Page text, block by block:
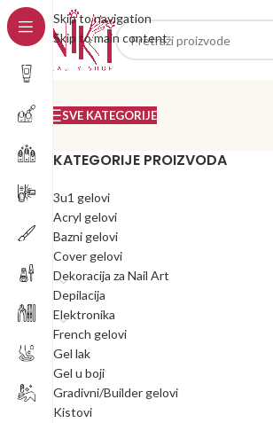
Skip to navigation
Skip to main content
SVE KATEGORIJE
KATEGORIJE PROIZVODA
3u1 gelovi
Acryl gelovi
Bazni gelovi
Cover gelovi
Dekoracija za Nail Art
Depilacija
Elektronika
French gelovi
Gel lak
Gel u boji
Gradivni/Builder gelovi
Kistovi